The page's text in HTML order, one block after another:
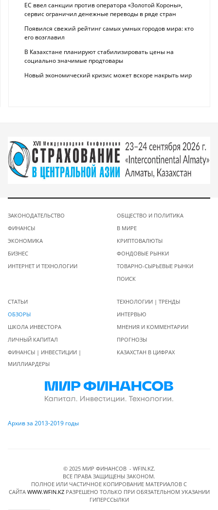
ЕС ввел санкции против оператора «Золотой Короны»,
сервис ограничил денежные переводы в ряде стран
Появился свежий рейтинг самых умных городов мира: кто
его возглавил
В Казахстане планируют стабилизировать цены на
социально значимые продтовары
Новый экономический кризис может вскоре накрыть мир
ЗАКОНОДАТЕЛЬСТВО
ФИНАНСЫ
ЭКОНОМИКА
БИЗНЕС
ИНТЕРНЕТ И ТЕХНОЛОГИИ
ОБЩЕСТВО И ПОЛИТИКА
В МИРЕ
КРИПТОВАЛЮТЫ
ФОНДОВЫЕ РЫНКИ
ТОВАРНО-СЫРЬЕВЫЕ РЫНКИ
ПОИСК
СТАТЬИ
ОБЗОРЫ
ШКОЛА ИНВЕСТОРА
ЛИЧНЫЙ КАПИТАЛ
ФИНАНСЫ | ИНВЕСТИЦИИ |
МИЛЛИАРДЕРЫ
ТЕХНОЛОГИИ | ТРЕНДЫ
ИНТЕРВЬЮ
МНЕНИЯ И КОММЕНТАРИИ
ПРОГНОЗЫ
КАЗАХСТАН В ЦИФРАХ
Архив за 2013-2019 годы
© 2025 МИР ФИНАНСОВ - WFIN.KZ.
ВСЕ ПРАВА ЗАЩИЩЕНЫ ЗАКОНОМ.
ПОЛНОЕ ИЛИ ЧАСТИЧНОЕ КОПИРОВАНИЕ МАТЕРИАЛОВ C
САЙТА WWW.WFIN.KZРАЗРЕШЕНО ТОЛЬКО ПРИ ОБЯЗАТЕЛЬНОМ УКАЗАНИИ
ГИПЕРССЫЛКИ